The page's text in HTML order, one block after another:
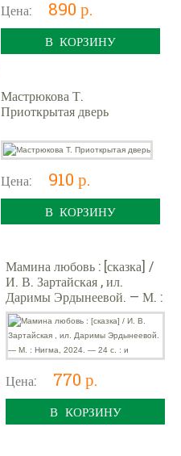
Цена: 890 р.
В КОРЗИНУ
Мастрюкова Т.
Приоткрытая дверь
Цена: 910 р.
В КОРЗИНУ
Мамина любовь : [сказка] /
И. В. Зартайская , ил.
Даримы Эрдынеевой. — М. :
Нигма, 2024. — 24 с. : и
Цена: 770 р.
В КОРЗИНУ